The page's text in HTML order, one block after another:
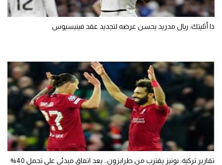
ذا أثليتك: ريال مدريد يحسن عرضه لتجديد عقد فينيسيوس
تقارير تركية: نونيز يقترب من طرابزون.. بعد اتفاق مبدئي على تحمل 40%